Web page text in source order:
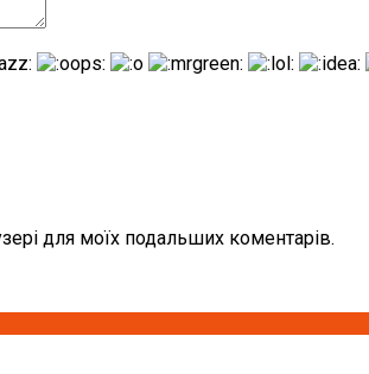
для моїх подальших коментарів.